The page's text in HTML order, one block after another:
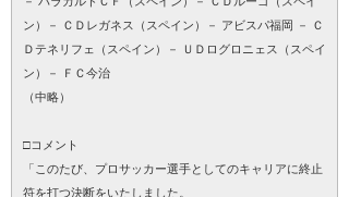
ン）－ ＣＤレガネス（スペイン）－ アビスパ福岡 － Ｃ
Ｄテネリフェ（スペイン）－ ＵＤログロニェス（スペイ
ン）－ ＦＣ今治
（中略）
□コメント
「このたび、プロサッカー選手としてのキャリアに終止
符を打つ決断をいたしました。